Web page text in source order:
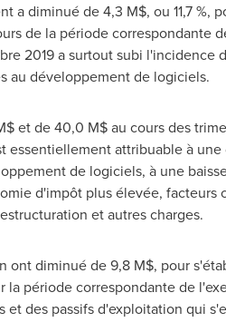
a diminué de 4,3 M$, ou 11,7 %,
de la période correspondante
2019 a surtout subi l'incidence
au développement de logiciels.
et de 40,0 M$ au cours des
attribuable à
de logiciels, à une
d'impôt plus élevée, facteurs
et autres charges.
ont diminué de 9,8 M$, pour
la période correspondante de
et des passifs d'exploitation qui